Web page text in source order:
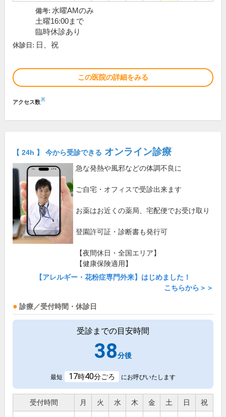
備考: 水曜AMのみ
土曜16:00まで
臨時休診あり
休診日: 日、祝
この医院の詳細をみる
アクセス数※
【 24h 】 今から受診できる オンライン診療
急な発熱や風邪などの体調不良に
ご自宅・オフィスで受診出来ます
お薬はお近くの薬局、宅配便でお受け取り
登園許可証・診断書も発行可
【夜間休日・全国エリア】
【健康保険適用】
【アレルギー・花粉症専門外来】はじめました！
こちらから＞＞
診療／受付時間・休診日
受診までの目安時間
38分後
最短 17時40分ごろ にお呼びいたします
受付時間 月 火 水 木 金 土 日 祝